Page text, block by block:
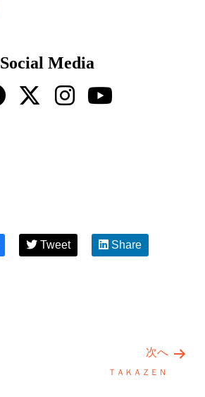
Social Media
Tweet Share
次へ
ＴＡＫＡＺＥＮ